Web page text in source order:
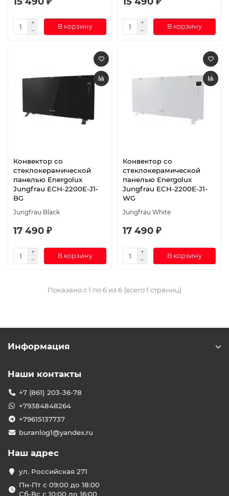
В корзину В корзину
Конвектор со
стеклокерамической
панелью Energolux
Jungfrau ECH-2200E-J1-
BG
Jungfrau Black
17 490 ₽
В корзину
Конвектор со
стеклокерамической
панелью Energolux
Jungfrau ECH-2200E-J1-
WG
Jungfrau White
17 490 ₽
В корзину
Показано с 1 по 6 из 6 (всего 1 страниц)
Информация
Наши контакты
+7 (861) 203-36-78
+79384848264
+79615137737
buranlog1@yandex.ru
Наш адрес
ул. Российская 271
Пн-Пт с 09:00 до 18:00
Сб-Вс с 10:00 до 16:00